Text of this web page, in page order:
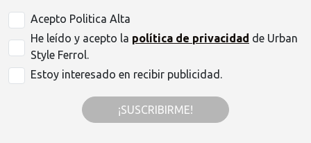
Acepto Politica Alta
He leído y acepto la política de privacidad de Urban
Style Ferrol.
Estoy interesado en recibir publicidad.
¡SUSCRIBIRME!